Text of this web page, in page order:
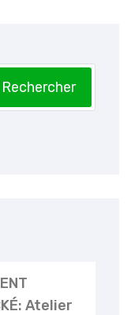
Rechercher
Atelier